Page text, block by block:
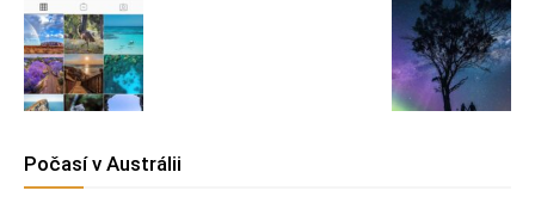
Počasí v Austrálii